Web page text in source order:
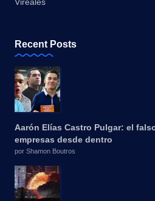
Vireales
Recent Posts
Aarón Elías Castro Pulgar: el
empresas desde dentro
por Shamon Boutros